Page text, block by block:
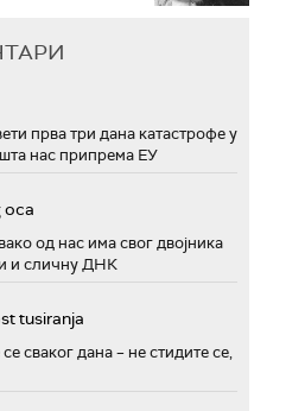
прва три дана катастрофе у
нас припрема ЕУ
oca
од нас има свог двојника
и сличну ДНК
tusiranja
сваког дана – не стидите се,